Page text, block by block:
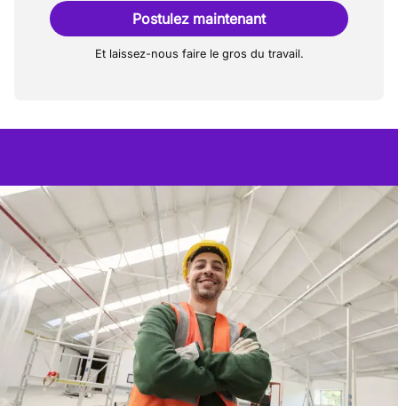
Postulez maintenant
Et laissez-nous faire le gros du travail.